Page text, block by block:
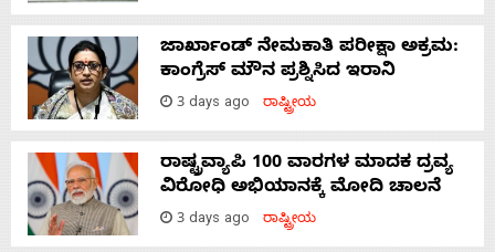
ಜಾರ್ಖಾಂಡ್‌ ನೇಮಕಾತಿ ಪರೀಕ್ಷಾ ಅಕ್ರಮ:
ಕಾಂಗ್ರೆಸ್‌ ಮೌನ ಪ್ರಶ್ನಿಸಿದ ಇರಾನಿ
3 days ago ರಾಷ್ಟ್ರೀಯ
ರಾಷ್ಟ್ರವ್ಯಾಪಿ 100 ವಾರಗಳ ಮಾದಕ ದ್ರವ್ಯ
ವಿರೋಧಿ ಅಭಿಯಾನಕ್ಕೆ ಮೋದಿ ಚಾಲನೆ
3 days ago ರಾಷ್ಟ್ರೀಯ